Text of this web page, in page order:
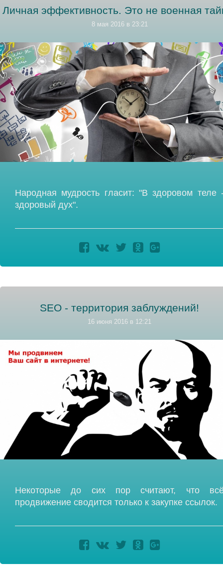
Личная эффективность. Это не военная
8 мая 2016 в 23:21
Народная мудрость гласит: "В здоровом теле
здоровый дух".
SEO - территория заблуждений!
16 июня 2016 в 12:21
Некоторые до сих пор считают, что
продвижение сводится только к закупке ссылок.